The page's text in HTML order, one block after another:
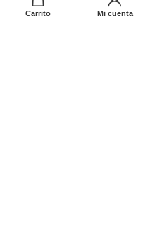
Carrito Mi cuenta